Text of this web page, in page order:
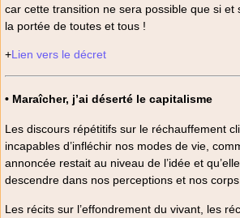
car cette transition ne sera possible que si et
la portée de toutes et tous !
+Lien vers le décret
• Maraîcher, j’ai déserté le capitalisme
Les discours répétitifs sur le réchauffement
incapables d’infléchir nos modes de vie,
annoncée restait au niveau de l’idée et
descendre dans nos perceptions et nos corps.
Les récits sur l’effondrement du vivant, les